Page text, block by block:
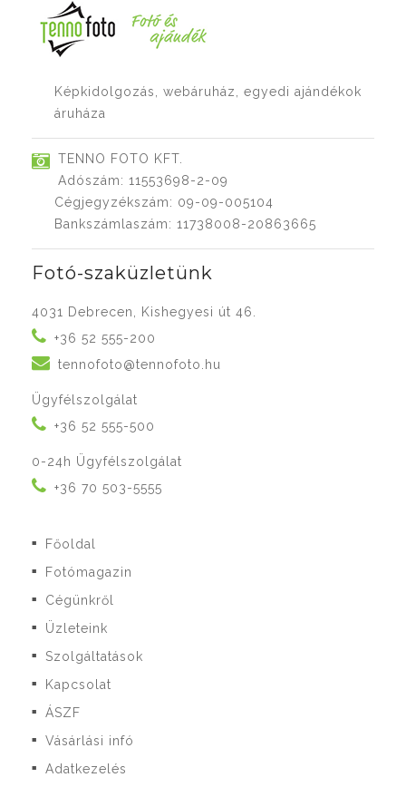
Képkidolgozás, webáruház, egyedi ajándékok
áruháza
TENNO FOTO KFT.
Adószám: 11553698-2-09
Cégjegyzékszám: 09-09-005104
Bankszámlaszám: 11738008-20863665
Fotó-szaküzletünk
4031 Debrecen, Kishegyesi út 46.
+36 52 555-200
tennofoto@tennofoto.hu
Ügyfélszolgálat
+36 52 555-500
0-24h Ügyfélszolgálat
+36 70 503-5555
■ Főoldal
■ Fotómagazin
■ Cégünkről
■ Üzleteink
■ Szolgáltatások
■ Kapcsolat
■ ÁSZF
■ Vásárlási infó
■ Adatkezelés